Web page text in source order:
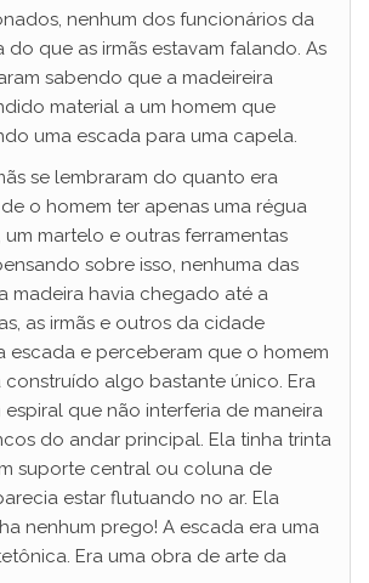
nenhum dos funcionários da
do que as irmãs estavam falando. As
sabendo que a madeireira
material a um homem que
uma escada para uma capela.
se lembraram do quanto era
o homem ter apenas uma régua
um martelo e outras ferramentas
sobre isso, nenhuma das
madeira havia chegado até a
as irmãs e outros da cidade
escada e perceberam que o homem
construído algo bastante único. Era
espiral que não interferia de maneira
do andar principal. Ela tinha trinta
suporte central ou coluna de
estar flutuando no ar. Ela
nenhum prego! A escada era uma
Era uma obra de arte da